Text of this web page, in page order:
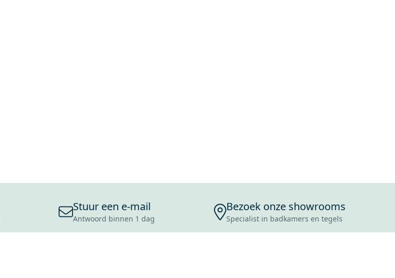
Stuur een e-mail
Antwoord binnen 1 dag
Bezoek onze showrooms
Specialist in badkamers en tegels